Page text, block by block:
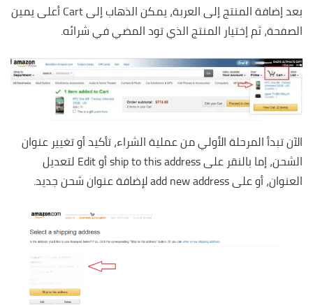
بعد إضافة المنتج إلى العربة، يمكن الذهاب إلى Cart أعلى يمين
الصفحة، ثم إختيار المنتج الذي تود المضي في شرائه.
الآن تبدأ المرحلة الأولي من عملية الشراء، تأكيد أو تغيير عنوان
الشحن، إما بالنقر على ship to this address أو Edit لتعديل
العنوان، أو على add new address لإضافة عنوان شحن جديد.